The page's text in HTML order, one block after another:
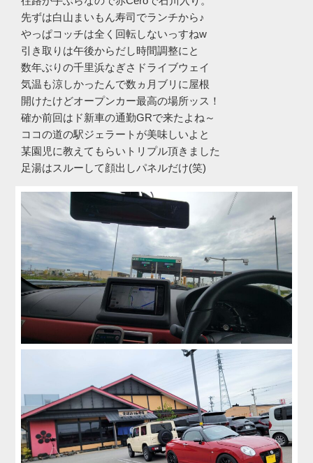
先ずは白山まいもん寿司でランチから♪
やっぱコッチは全く回転しないっすねw
引き取りは午後からだし時間調整にと
数年ぶりの千里浜なぎさドライブウェイ
気温も涼しかったんで数ヵ月ブリに屋根
開けたけどオープンカー最高の場所ッス！
確か前回はド新車の通勤GRで来たよね～
ココの道の駅ジェラートが美味しいよと
某園児に教えてもらいトリプル頂きました
足湯はスルーして顔出しパネルだけ(笑)